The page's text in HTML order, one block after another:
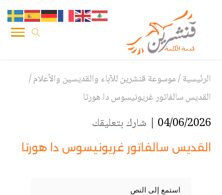
الرئيسية/موسوعة قنشرين للآباء والقديسين والأعلام/
القديس سالفاتور غريونيسوس دا هورتا
04/06/2026 | شارك بتعليقك
القديس سالفاتور غريونيسوس دا هورتا
استمع إلى النص